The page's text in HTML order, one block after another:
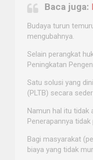
Baca juga:
Budaya turun
mengubahnya.
Selain perangkat
Peningkatan
Satu solusi yang
(PLTB) secara
Namun hal itu tidak
Penerapannya
Bagi masyarakat
biaya yang tidak